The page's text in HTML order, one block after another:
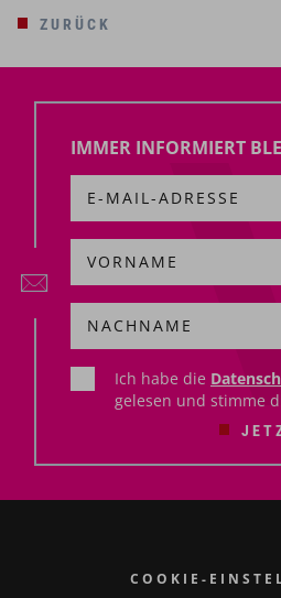
ZURÜCK
IMMER INFORMIERT
Ich habe die
gelesen und stimme
COOKIE-